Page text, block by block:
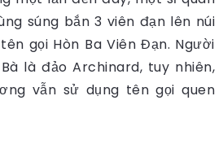
súng bắn 3 viên đạn lên núi
gọi Hòn Ba Viên Đạn. Người
là đảo Archinard, tuy nhiên,
vẫn sử dụng tên gọi quen